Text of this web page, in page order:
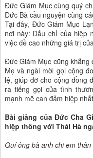
Đức Giám Mục cùng quý
Đức Bà cầu nguyện cùng
Tại đây, Đức Giám Mục
nơi này: Dấu chỉ của hiệp
việc đề cao những giá trị
Đức Giám Mục cũng khẳng
Mẹ và ngài mời gọi cộng
lệ, giúp đỡ cho cộng đồng
ra tiếng gọi của tình
mạnh mẽ can đảm hiệp
Bài giảng của Đức Cha
hiệp thông với Thái Hà
Quí ông bà anh chi em thân